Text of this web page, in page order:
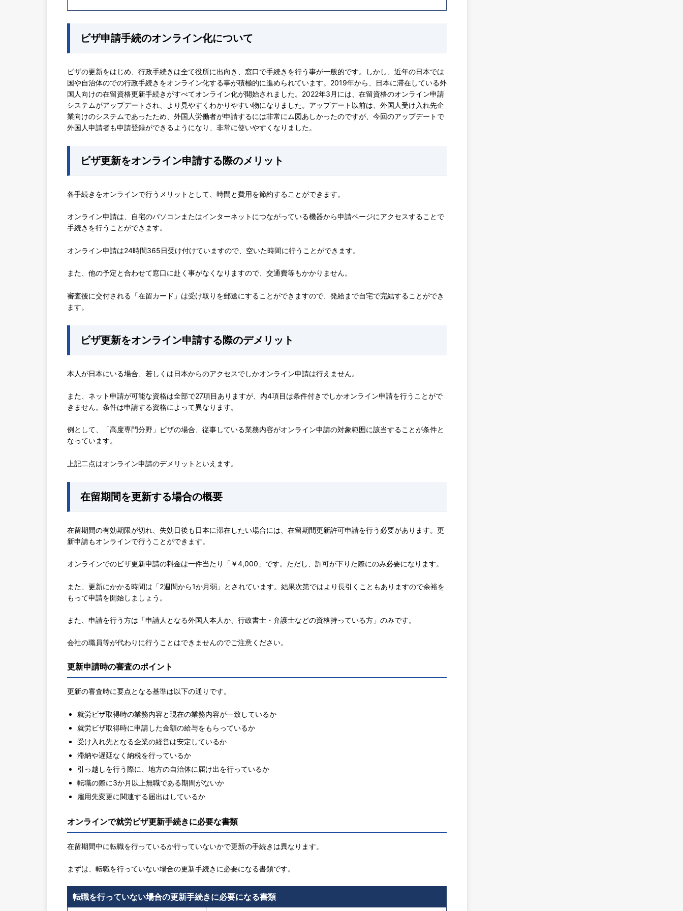
ビザ申請手続のオンライン化について
ビザの更新をはじめ、行政手続きは全て役所に出向き、窓口で手続きを行う事が一般的です。しかし、近年の日本では
国や自治体のでの行政手続きをオンライン化する事が積極的に進められています。2019年から、日本に滞在している外
国人向けの在留資格更新手続きがすべてオンライン化が開始されました。2022年3月には、在留資格のオンライン申請
システムがアップデートされ、より見やすくわかりやすい物になりました。アップデート以前は、外国人受け入れ先企
業向けのシステムであったため、外国人労働者が申請するには非常にム図あしかったのですが、今回のアップデートで
外国人申請者も申請登録ができるようになり、非常に使いやすくなりました。
ビザ更新をオンライン申請する際のメリット
各手続きをオンラインで行うメリットとして、時間と費用を節約することができます。
オンライン申請は、自宅のパソコンまたはインターネットにつながっている機器から申請ページにアクセスすることで
手続きを行うことができます。
オンライン申請は24時間365日受け付けていますので、空いた時間に行うことができます。
また、他の予定と合わせて窓口に赴く事がなくなりますので、交通費等もかかりません。
審査後に交付される「在留カード」は受け取りを郵送にすることができますので、発給まで自宅で完結することができ
ます。
ビザ更新をオンライン申請する際のデメリット
本人が日本にいる場合、若しくは日本からのアクセスでしかオンライン申請は行えません。
また、ネット申請が可能な資格は全部で27項目ありますが、内4項目は条件付きでしかオンライン申請を行うことがで
きません。条件は申請する資格によって異なります。
例として、「高度専門分野」ビザの場合、従事している業務内容がオンライン申請の対象範囲に該当することが条件と
なっています。
上記二点はオンライン申請のデメリットといえます。
在留期間を更新する場合の概要
在留期間の有効期限が切れ、失効日後も日本に滞在したい場合には、在留期間更新許可申請を行う必要があります。更
新申請もオンラインで行うことができます。
オンラインでのビザ更新申請の料金は一件当たり「￥4,000」です。ただし、許可が下りた際にのみ必要になります。
また、更新にかかる時間は「2週間から1か月弱」とされています。結果次第ではより長引くこともありますので余裕を
もって申請を開始しましょう。
また、申請を行う方は「申請人となる外国人本人か、行政書士・弁護士などの資格持っている方」のみです。
会社の職員等が代わりに行うことはできませんのでご注意ください。
更新申請時の審査のポイント
更新の審査時に要点となる基準は以下の通りです。
就労ビザ取得時の業務内容と現在の業務内容が一致しているか
就労ビザ取得時に申請した金額の給与をもらっているか
受け入れ先となる企業の経営は安定しているか
滞納や遅延なく納税を行っているか
引っ越しを行う際に、地方の自治体に届け出を行っているか
転職の際に3か月以上無職である期間がないか
雇用先変更に関連する届出はしているか
オンラインで就労ビザ更新手続きに必要な書類
在留期間中に転職を行っているか行っていないかで更新の手続きは異なります。
まずは、転職を行っていない場合の更新手続きに必要になる書類です。
転職を行っていない場合の更新手続きに必要になる書類